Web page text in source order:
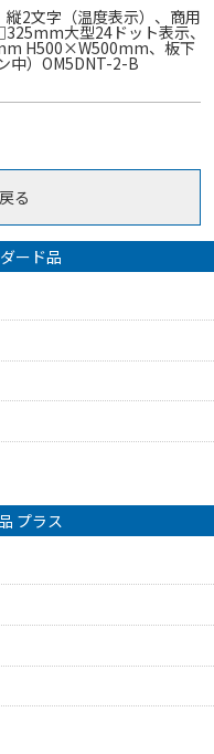
縦2文字（温度表示）、商用
大型24ドット表示、
H500×W500mm、板下
中）OM5DNT-2-B
る
ード品
プラス